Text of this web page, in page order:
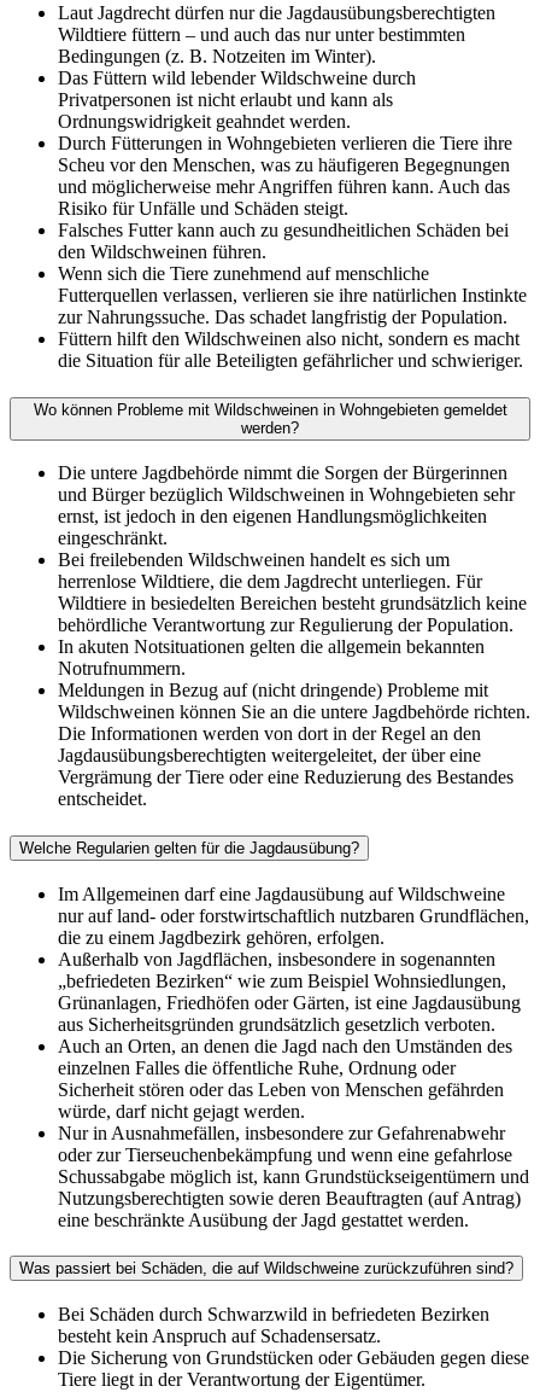
Laut Jagdrecht dürfen nur die Jagdausübungsberechtigten
Wildtiere füttern – und auch das nur unter bestimmten
Bedingungen (z. B. Notzeiten im Winter).
Das Füttern wild lebender Wildschweine durch
Privatpersonen ist nicht erlaubt und kann als
Ordnungswidrigkeit geahndet werden.
Durch Fütterungen in Wohngebieten verlieren die Tiere ihre
Scheu vor den Menschen, was zu häufigeren Begegnungen
und möglicherweise mehr Angriffen führen kann. Auch das
Risiko für Unfälle und Schäden steigt.
Falsches Futter kann auch zu gesundheitlichen Schäden bei
den Wildschweinen führen.
Wenn sich die Tiere zunehmend auf menschliche
Futterquellen verlassen, verlieren sie ihre natürlichen Instinkte
zur Nahrungssuche. Das schadet langfristig der Population.
Füttern hilft den Wildschweinen also nicht, sondern es macht
die Situation für alle Beteiligten gefährlicher und schwieriger.
Wo können Probleme mit Wildschweinen in Wohngebieten gemeldet
werden?
Die untere Jagdbehörde nimmt die Sorgen der Bürgerinnen
und Bürger bezüglich Wildschweinen in Wohngebieten sehr
ernst, ist jedoch in den eigenen Handlungsmöglichkeiten
eingeschränkt.
Bei freilebenden Wildschweinen handelt es sich um
herrenlose Wildtiere, die dem Jagdrecht unterliegen. Für
Wildtiere in besiedelten Bereichen besteht grundsätzlich keine
behördliche Verantwortung zur Regulierung der Population.
In akuten Notsituationen gelten die allgemein bekannten
Notrufnummern.
Meldungen in Bezug auf (nicht dringende) Probleme mit
Wildschweinen können Sie an die untere Jagdbehörde richten.
Die Informationen werden von dort in der Regel an den
Jagdausübungsberechtigten weitergeleitet, der über eine
Vergrämung der Tiere oder eine Reduzierung des Bestandes
entscheidet.
Welche Regularien gelten für die Jagdausübung?
Im Allgemeinen darf eine Jagdausübung auf Wildschweine
nur auf land- oder forstwirtschaftlich nutzbaren Grundflächen,
die zu einem Jagdbezirk gehören, erfolgen.
Außerhalb von Jagdflächen, insbesondere in sogenannten
„befriedeten Bezirken“ wie zum Beispiel Wohnsiedlungen,
Grünanlagen, Friedhöfen oder Gärten, ist eine Jagdausübung
aus Sicherheitsgründen grundsätzlich gesetzlich verboten.
Auch an Orten, an denen die Jagd nach den Umständen des
einzelnen Falles die öffentliche Ruhe, Ordnung oder
Sicherheit stören oder das Leben von Menschen gefährden
würde, darf nicht gejagt werden.
Nur in Ausnahmefällen, insbesondere zur Gefahrenabwehr
oder zur Tierseuchenbekämpfung und wenn eine gefahrlose
Schussabgabe möglich ist, kann Grundstückseigentümern und
Nutzungsberechtigten sowie deren Beauftragten (auf Antrag)
eine beschränkte Ausübung der Jagd gestattet werden.
Was passiert bei Schäden, die auf Wildschweine zurückzuführen sind?
Bei Schäden durch Schwarzwild in befriedeten Bezirken
besteht kein Anspruch auf Schadensersatz.
Die Sicherung von Grundstücken oder Gebäuden gegen diese
Tiere liegt in der Verantwortung der Eigentümer.